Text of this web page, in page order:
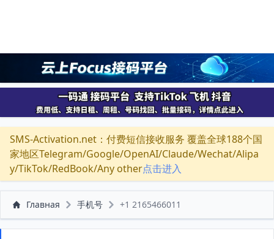
SMS-Activation.net：付费短信接收服务 覆盖全球188个国
家地区Telegram/Google/OpenAI/Claude/Wechat/Alipa
y/TikTok/RedBook/Any other点击进入
Главная 手机号 +1 2165466011